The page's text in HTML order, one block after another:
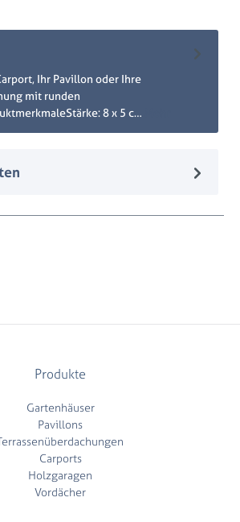
Ihr Pavillon oder Ihre
mit runden
8 x 5 c…
Produkte
Gartenhäuser
Pavillons
Carports
Holzgaragen
Vordächer